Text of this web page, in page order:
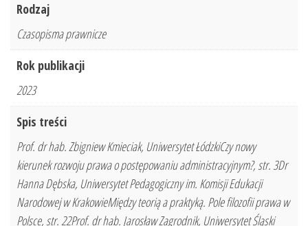
Rodzaj
Czasopisma prawnicze
Rok publikacji
2023
Spis treści
Prof. dr hab. Zbigniew Kmieciak, Uniwersytet ŁódzkiCzy nowy
kierunek rozwoju prawa o postępowaniu administracyjnym?, str. 3Dr
Hanna Dębska, Uniwersytet Pedagogiczny im. Komisji Edukacji
Narodowej w KrakowieMiędzy teorią a praktyką. Pole filozofii prawa w
Polsce, str. 22Prof. dr hab. Jarosław Zagrodnik, Uniwersytet Śląski